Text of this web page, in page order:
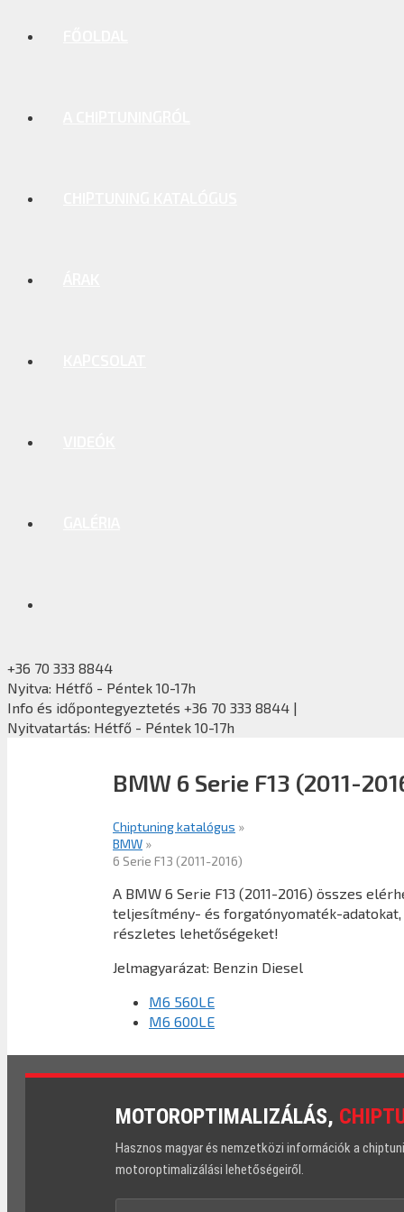
+36 70 333 8844
Nyitva: Hétfő - Péntek 10-17h
Info és időpontegyeztetés +36 70 333 8844 |
Nyitvatartás: Hétfő - Péntek 10-17h
BMW 6 Serie F13 (2011-
Chiptuning katalógus »
BMW »
6 Serie F13 (2011-2016)
A BMW 6 Serie F13 (2011-2016) összes
teljesítmény- és forgatónyomaték-
részletes lehetőségeket!
Jelmagyarázat: Benzin Diesel
M6 560LE
M6 600LE
MOTOROPTIMALIZÁLÁS,
Hasznos magyar és nemzetközi információk a
motoroptimalizálási lehetőségeiről.